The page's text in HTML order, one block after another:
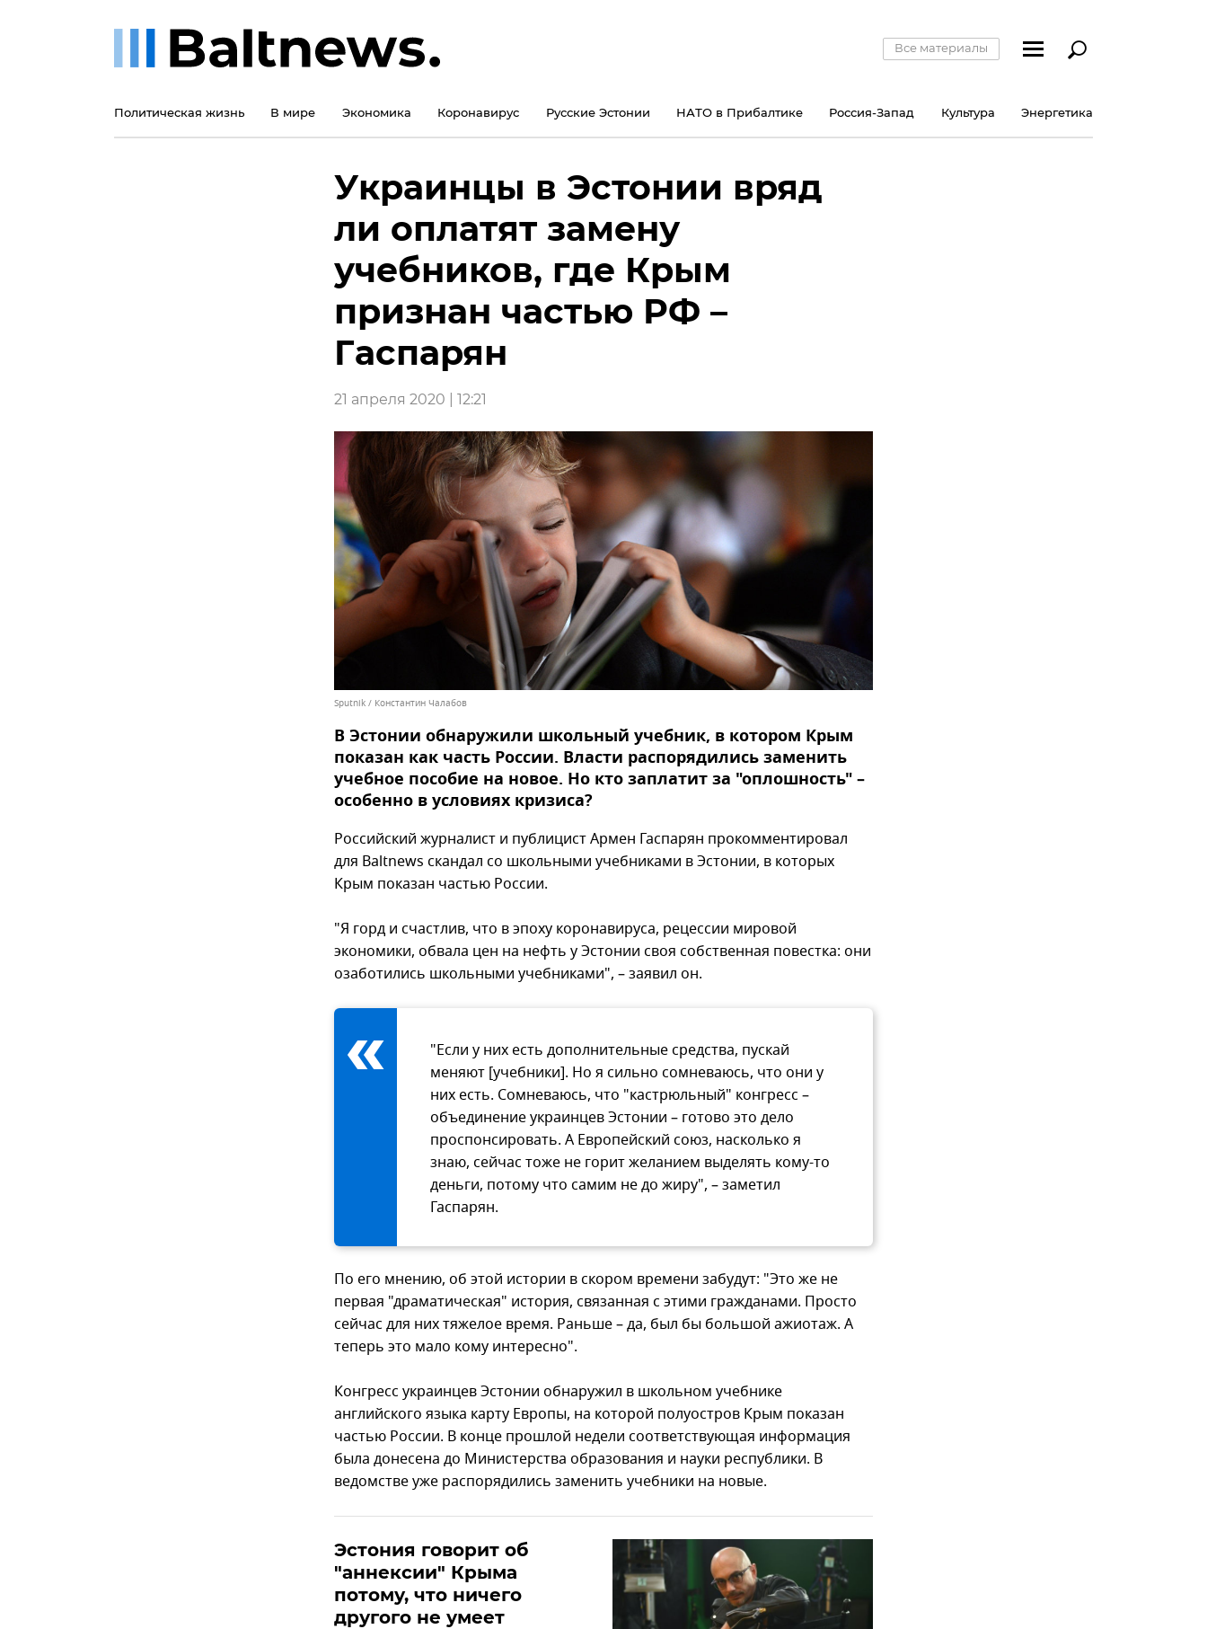
Все материалы
Политическая жизнь В мире Экономика Коронавирус Русские Эстонии НАТО в Прибалтике Россия-Запад Культура Энергетика
Украинцы в Эстонии вряд
ли оплатят замену
учебников, где Крым
признан частью РФ –
Гаспарян
21 апреля 2020 | 12:21
Sputnik / Константин Чалабов
В Эстонии обнаружили школьный учебник, в котором Крым
показан как часть России. Власти распорядились заменить
учебное пособие на новое. Но кто заплатит за "оплошность" –
особенно в условиях кризиса?
Российский журналист и публицист Армен Гаспарян прокомментировал
для Baltnews скандал со школьными учебниками в Эстонии, в которых
Крым показан частью России.
"Я горд и счастлив, что в эпоху коронавируса, рецессии мировой
экономики, обвала цен на нефть у Эстонии своя собственная повестка: они
озаботились школьными учебниками", – заявил он.
"Если у них есть дополнительные средства, пускай
меняют [учебники]. Но я сильно сомневаюсь, что они у
них есть. Сомневаюсь, что "кастрюльный" конгресс –
объединение украинцев Эстонии – готово это дело
проспонсировать. А Европейский союз, насколько я
знаю, сейчас тоже не горит желанием выделять кому-то
деньги, потому что самим не до жиру", – заметил
Гаспарян.
По его мнению, об этой истории в скором времени забудут: "Это же не
первая "драматическая" история, связанная с этими гражданами. Просто
сейчас для них тяжелое время. Раньше – да, был бы большой ажиотаж. А
теперь это мало кому интересно".
Конгресс украинцев Эстонии обнаружил в школьном учебнике
английского языка карту Европы, на которой полуостров Крым показан
частью России. В конце прошлой недели соответствующая информация
была донесена до Министерства образования и науки республики. В
ведомстве уже распорядились заменить учебники на новые.
Эстония говорит об
"аннексии" Крыма
потому, что ничего
другого не умеет